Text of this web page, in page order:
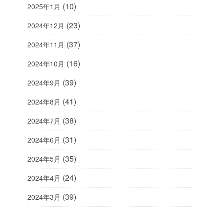
2025年1月 (10)
2024年12月 (23)
2024年11月 (37)
2024年10月 (16)
2024年9月 (39)
2024年8月 (41)
2024年7月 (38)
2024年6月 (31)
2024年5月 (35)
2024年4月 (24)
2024年3月 (39)